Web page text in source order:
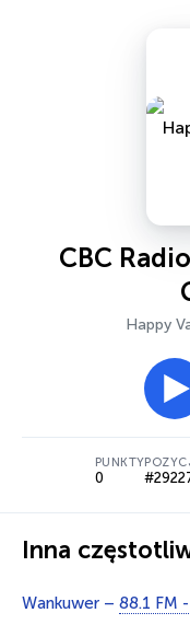
CBC
Happy
PUNKTY
0
Inna
Wankuwer – 88.1 FM